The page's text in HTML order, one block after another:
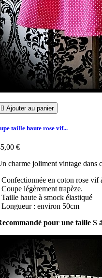
 Ajouter au panier
taille haute rose vif...
€
charme joliment vintage dans
Confectionnée en coton rose vif
Coupe légèrement trapèze.
Taille haute à smock élastiqué
Longueur : environ 50cm
pour une taille S